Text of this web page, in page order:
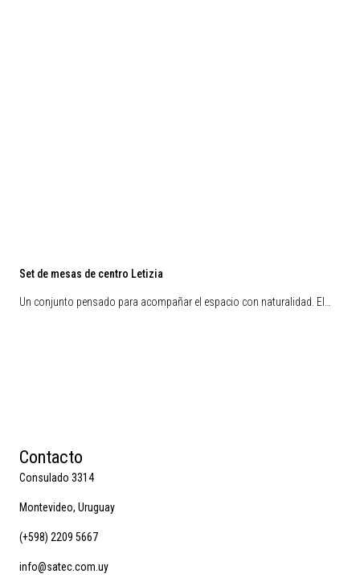
Set de mesas de centro Letizia
Un conjunto pensado para acompañar el espacio con naturalidad. El…
Contacto
Consulado 3314
Montevideo, Uruguay
(+598) 2209 5667
info@satec.com.uy